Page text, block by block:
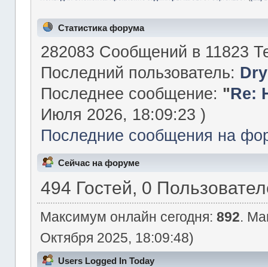
Статистика форума
282083 Сообщений в 11823
Последний пользователь: Dry
Последнее сообщение: "Re:
Июля 2026, 18:09:23 )
Последние сообщения на
Сейчас на форуме
494 Гостей, 0
Максимум онлайн сегодня: 892.
Октября 2025, 18:09:48)
Users Logged In Today